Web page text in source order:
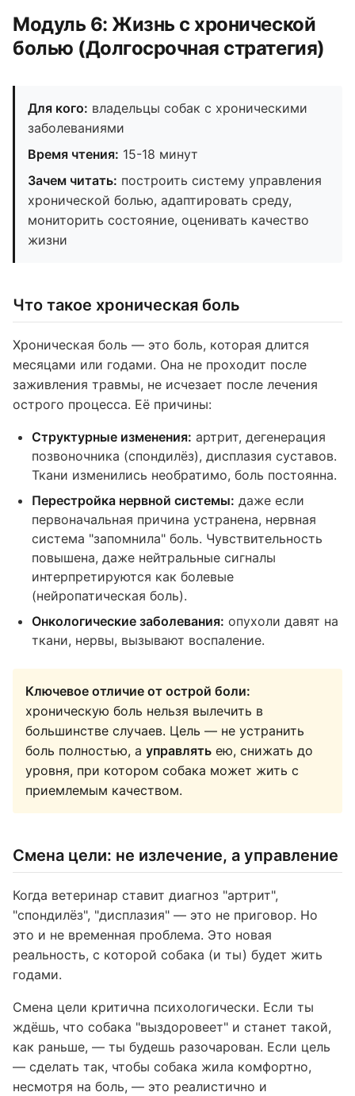
Модуль 6: Жизнь с хронической
болью (Долгосрочная стратегия)
Для кого: владельцы собак с хроническими
заболеваниями
Время чтения: 15-18 минут
Зачем читать: построить систему управления
хронической болью, адаптировать среду,
мониторить состояние, оценивать качество
жизни
Что такое хроническая боль
Хроническая боль — это боль, которая длится
месяцами или годами. Она не проходит после
заживления травмы, не исчезает после лечения
острого процесса. Её причины:
Структурные изменения: артрит, дегенерация
позвоночника (спондилёз), дисплазия суставов.
Ткани изменились необратимо, боль постоянна.
Перестройка нервной системы: даже если
первоначальная причина устранена, нервная
система "запомнила" боль. Чувствительность
повышена, даже нейтральные сигналы
интерпретируются как болевые
(нейропатическая боль).
Онкологические заболевания: опухоли давят на
ткани, нервы, вызывают воспаление.
Ключевое отличие от острой боли:
хроническую боль нельзя вылечить в
большинстве случаев. Цель — не устранить
боль полностью, а управлять ею, снижать до
уровня, при котором собака может жить с
приемлемым качеством.
Смена цели: не излечение, а управление
Когда ветеринар ставит диагноз "артрит",
"спондилёз", "дисплазия" — это не приговор. Но
это и не временная проблема. Это новая
реальность, с которой собака (и ты) будет жить
годами.
Смена цели критична психологически. Если ты
ждёшь, что собака "выздоровеет" и станет такой,
как раньше, — ты будешь разочарован. Если цель
— сделать так, чтобы собака жила комфортно,
несмотря на боль, — это реалистично и